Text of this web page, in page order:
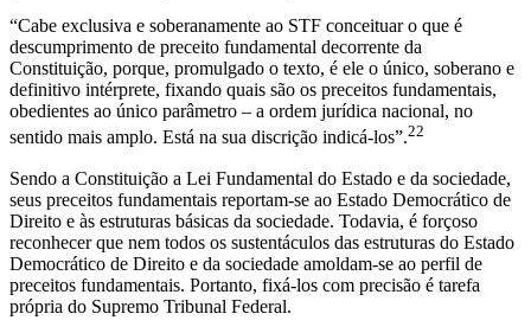
“Cabe exclusiva e soberanamente ao STF conceituar o que é
descumprimento de preceito fundamental decorrente da
Constituição, porque, promulgado o texto, é ele o único, soberano e
definitivo intérprete, fixando quais são os preceitos fundamentais,
obedientes ao único parâmetro – a ordem jurídica nacional, no
sentido mais amplo. Está na sua discrição indicá-los”.22
Sendo a Constituição a Lei Fundamental do Estado e da sociedade,
seus preceitos fundamentais reportam-se ao Estado Democrático de
Direito e às estruturas básicas da sociedade. Todavia, é forçoso
reconhecer que nem todos os sustentáculos das estruturas do Estado
Democrático de Direito e da sociedade amoldam-se ao perfil de
preceitos fundamentais. Portanto, fixá-los com precisão é tarefa
própria do Supremo Tribunal Federal.